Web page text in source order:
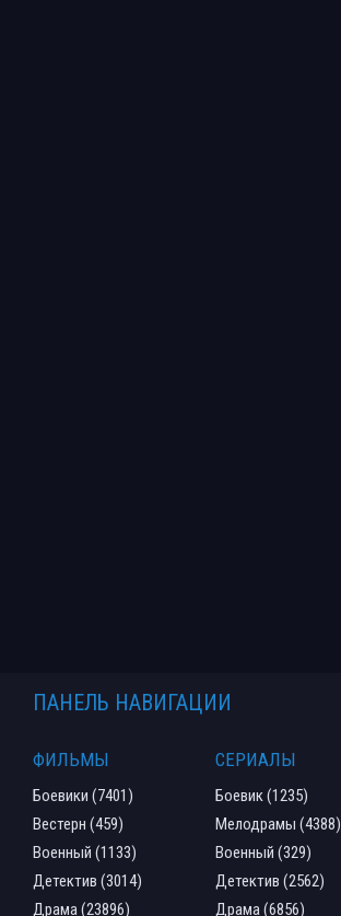
ПАНЕЛЬ НАВИГАЦИИ
ФИЛЬМЫ
Боевики (7401)
Вестерн (459)
Военный (1133)
Детектив (3014)
Драма (23896)
СЕРИАЛЫ
Боевик (1235)
Мелодрамы (4388)
Военный (329)
Детектив (2562)
Драма (6856)